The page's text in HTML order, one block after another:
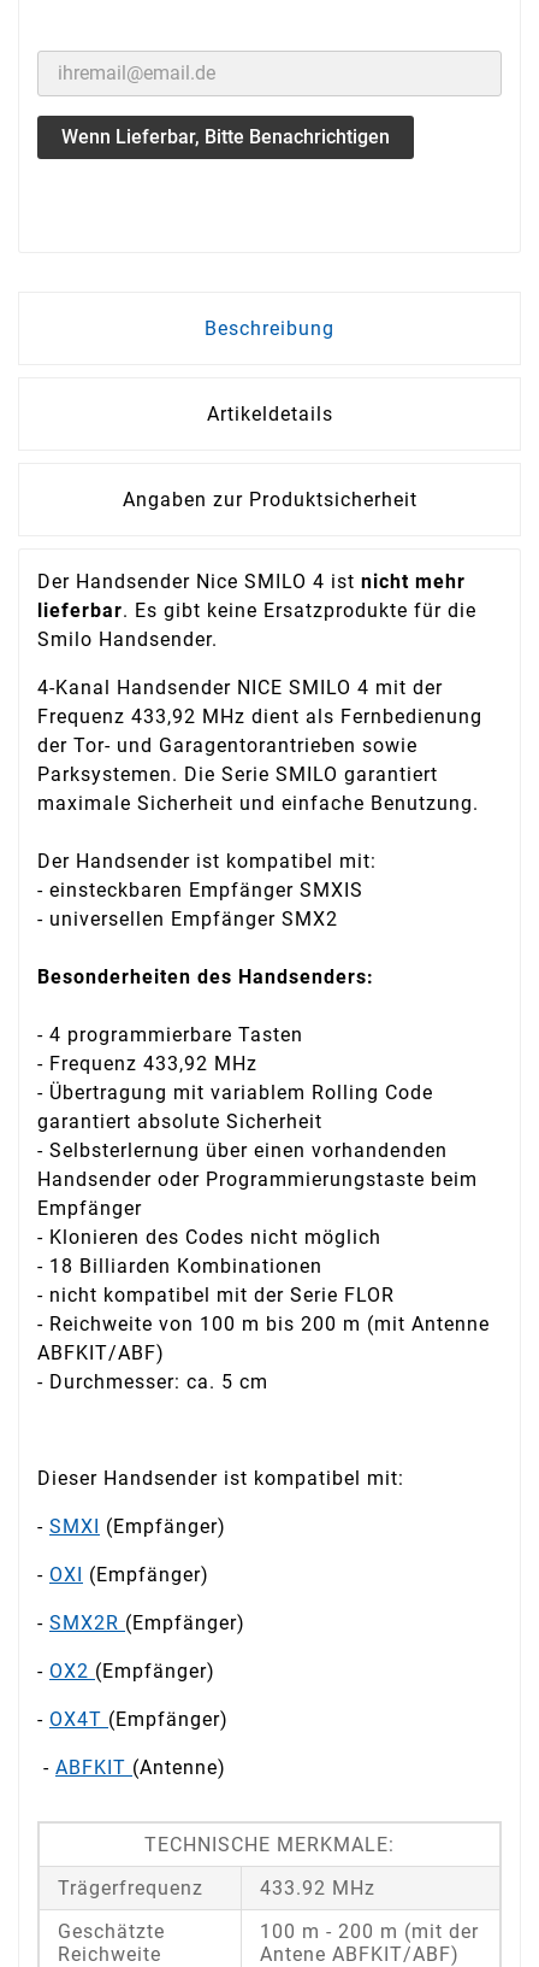
Wenn Lieferbar, Bitte Benachrichtigen
Beschreibung
Artikeldetails
Angaben zur Produktsicherheit
Der Handsender Nice SMILO 4 ist nicht mehr
lieferbar. Es gibt keine Ersatzprodukte für die
Smilo Handsender.
4-Kanal Handsender NICE SMILO 4 mit der
Frequenz 433,92 MHz dient als Fernbedienung
der Tor- und Garagentorantrieben sowie
Parksystemen. Die Serie SMILO garantiert
maximale Sicherheit und einfache Benutzung.
Der Handsender ist kompatibel mit:
- einsteckbaren Empfänger SMXIS
- universellen Empfänger SMX2
Besonderheiten des Handsenders:
- 4 programmierbare Tasten
- Frequenz 433,92 MHz
- Übertragung mit variablem Rolling Code
garantiert absolute Sicherheit
- Selbsterlernung über einen vorhandenden
Handsender oder Programmierungstaste beim
Empfänger
- Klonieren des Codes nicht möglich
- 18 Billiarden Kombinationen
- nicht kompatibel mit der Serie FLOR
- Reichweite von 100 m bis 200 m (mit Antenne
ABFKIT/ABF)
- Durchmesser: ca. 5 cm
Dieser Handsender ist kompatibel mit:
- SMXI (Empfänger)
- OXI (Empfänger)
- SMX2R (Empfänger)
- OX2 (Empfänger)
- OX4T (Empfänger)
- ABFKIT (Antenne)
TECHNISCHE MERKMALE:
Trägerfrequenz
433.92 MHz
Geschätzte
Reichweite
100 m - 200 m (mit der
Antene ABFKIT/ABF)